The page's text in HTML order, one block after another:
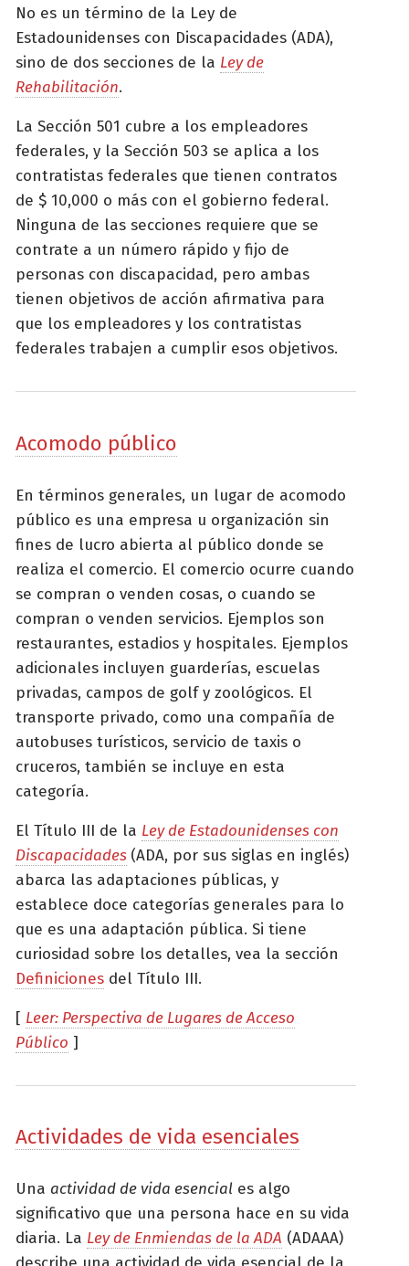
No es un término de la Ley de
Estadounidenses con Discapacidades (ADA),
sino de dos secciones de la Ley de
Rehabilitación.
La Sección 501 cubre a los empleadores
federales, y la Sección 503 se aplica a los
contratistas federales que tienen contratos
de $ 10,000 o más con el gobierno federal.
Ninguna de las secciones requiere que se
contrate a un número rápido y fijo de
personas con discapacidad, pero ambas
tienen objetivos de acción afirmativa para
que los empleadores y los contratistas
federales trabajen a cumplir esos objetivos.
Acomodo público
En términos generales, un lugar de acomodo
público es una empresa u organización sin
fines de lucro abierta al público donde se
realiza el comercio. El comercio ocurre cuando
se compran o venden cosas, o cuando se
compran o venden servicios. Ejemplos son
restaurantes, estadios y hospitales. Ejemplos
adicionales incluyen guarderías, escuelas
privadas, campos de golf y zoológicos. El
transporte privado, como una compañía de
autobuses turísticos, servicio de taxis o
cruceros, también se incluye en esta
categoría.
El Título III de la Ley de Estadounidenses con
Discapacidades (ADA, por sus siglas en inglés)
abarca las adaptaciones públicas, y
establece doce categorías generales para lo
que es una adaptación pública. Si tiene
curiosidad sobre los detalles, vea la sección
Definiciones del Título III.
[ Leer: Perspectiva de Lugares de Acceso
Público ]
Actividades de vida esenciales
Una actividad de vida esencial es algo
significativo que una persona hace en su vida
diaria. La Ley de Enmiendas de la ADA (ADAAA)